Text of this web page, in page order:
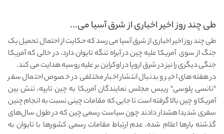
طی چند روز اخیر اخباری از شرق آسیا می...
طی چند روز اخیر اخباری از شرق آسیا می رسد که حکایت از احتمال تحمیل یک
جنگ از سوی آمریکا علیه چین در آبراه تنگه تایوان دارد، در حالی که آمریکا
جنگی دیگری را نیز در شرق اروپا در اوکراین بر علیه روسیه هدایت می کند.
در هفته‌های اخیر و بدنبال انتشار اخبار مختلفی در خصوص احتمال سفر
"نانسی پلوسی" رییس مجلس نمایندگان آمریکا به چین تایپه، تنش بین
آمریکا و چین بالا گرفته است تا جایی که مقامات چینی نسبت به انجام چنین
سفری شدیدا هشدار دادند چون سیاست رسمی چین که در طول سال‌های
گذشته بارها اعلام شده، عدم ارتباط مقامات رسمی کشورها با تایوان به